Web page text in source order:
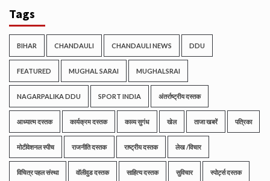
Tags
BIHAR CHANDAULI CHANDAULI NEWS DDU
FEATURED MUGHAL SARAI MUGHALSRAI
NAGARPALIKA DDU SPORT INDIA अंतर्राष्ट्रीय दस्तक
आध्यात्म दस्तक कार्यक्रम दस्तक काव्य सुगंध खेल ताजा खबरें पत्रिका
मोटीवेशनल स्पीच राजनीति दस्तक राष्ट्रीय दस्तक लेख /विचार
विचित्र पहल संस्था वॉलीवुड दस्तक साहित्य दस्तक सुविचार स्पोर्ट्स दस्तक